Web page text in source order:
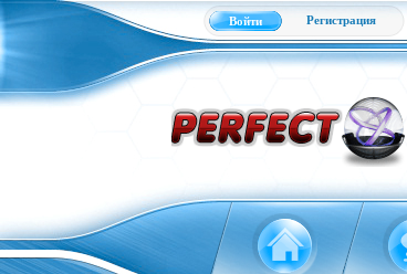
Войти Регистрация